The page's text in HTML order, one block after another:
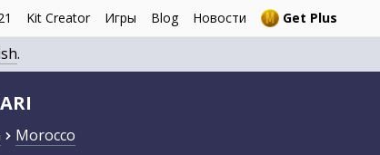
Kit Creator Игры Blog Новости Get Plus
.
Morocco